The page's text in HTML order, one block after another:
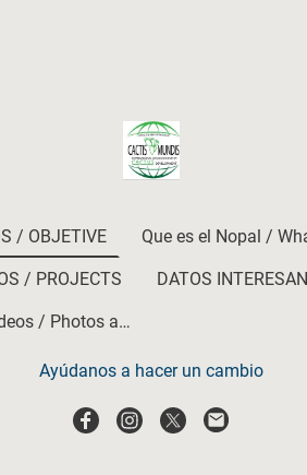
/ OBJETIVE
/ PROJECTS
Fotos y Videos / Photos and Videos
Ayúdanos a hacer un cambio